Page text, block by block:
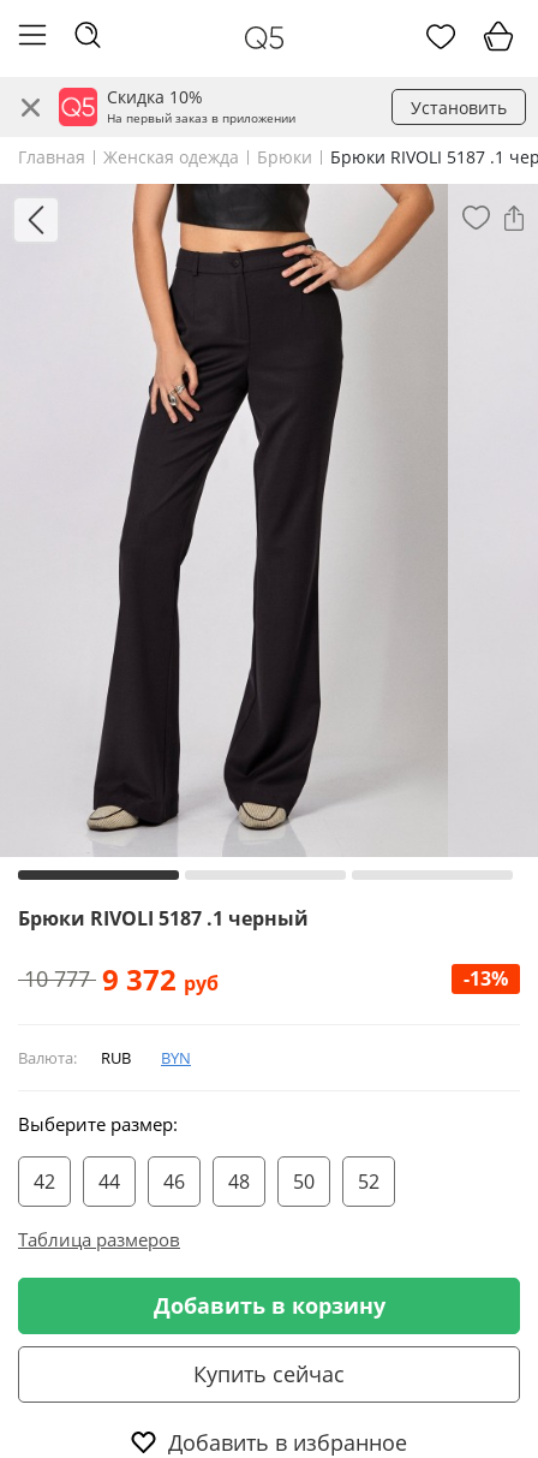
Скидка 10%
На первый заказ в приложении Установить
Главная Женская одежда Брюки Брюки RIVOLI 5187 .1
Брюки RIVOLI 5187 .1 черный
10 777 9 372 руб -13%
Валюта: RUB BYN
Выберите размер:
42 44 46 48 50 52
Таблица размеров
Добавить в корзину
Купить сейчас
Добавить в избранное